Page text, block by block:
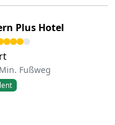
Plus Hotel
Fußweg